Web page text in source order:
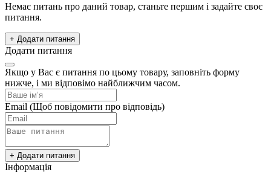
Немає питань про даний товар, станьте першим і задайте своє
питання.
+ Додати питання
Додати питання
Якщо у Вас є питання по цьому товару, заповніть форму
нижче, і ми відповімо найближчим часом.
Email (Щоб повідомити про відповідь)
+ Додати питання
Інформація